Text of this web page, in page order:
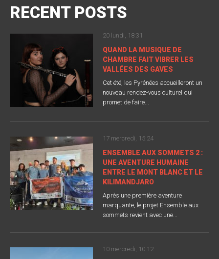
RECENT POSTS
20 lundi, 18:31
QUAND LA MUSIQUE DE
CHAMBRE FAIT VIBRER LES
VALLÉES DES GAVES
Cet été, les Pyrénées accueilleront un
nouveau rendez-vous culturel qui
promet de faire...
17 mercredi, 15:24
ENSEMBLE AUX SOMMETS 2 :
UNE AVENTURE HUMAINE
ENTRE LE MONT BLANC ET LE
KILIMANDJARO
Après une première aventure
marquante, le projet Ensemble aux
sommets revient avec une...
10 mercredi, 10:12